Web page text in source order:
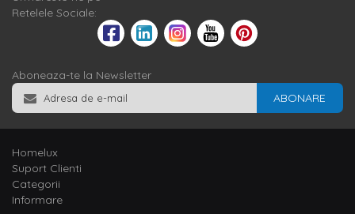
Retelele Sociale:
Aboneaza-te la Newsletter
ABONARE
Homelux
Suport Clienti
Categorii
Informare